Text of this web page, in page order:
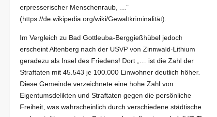
erpresserischer Menschenraub, …“
(https://de.wikipedia.org/wiki/Gewaltkriminalität).
Im Vergleich zu Bad Gottleuba-Berggießhübel jedoch
erscheint Altenberg nach der USVP von Zinnwald-Lithium
geradezu als Insel des Friedens! Dort „… ist die Zahl der
Straftaten mit 45.543 je 100.000 Einwohner deutlich höher.
Diese Gemeinde verzeichnete eine hohe Zahl von
Eigentumsdelikten und Straftaten gegen die persönliche
Freiheit, was wahrscheinlich durch verschiedene städtische